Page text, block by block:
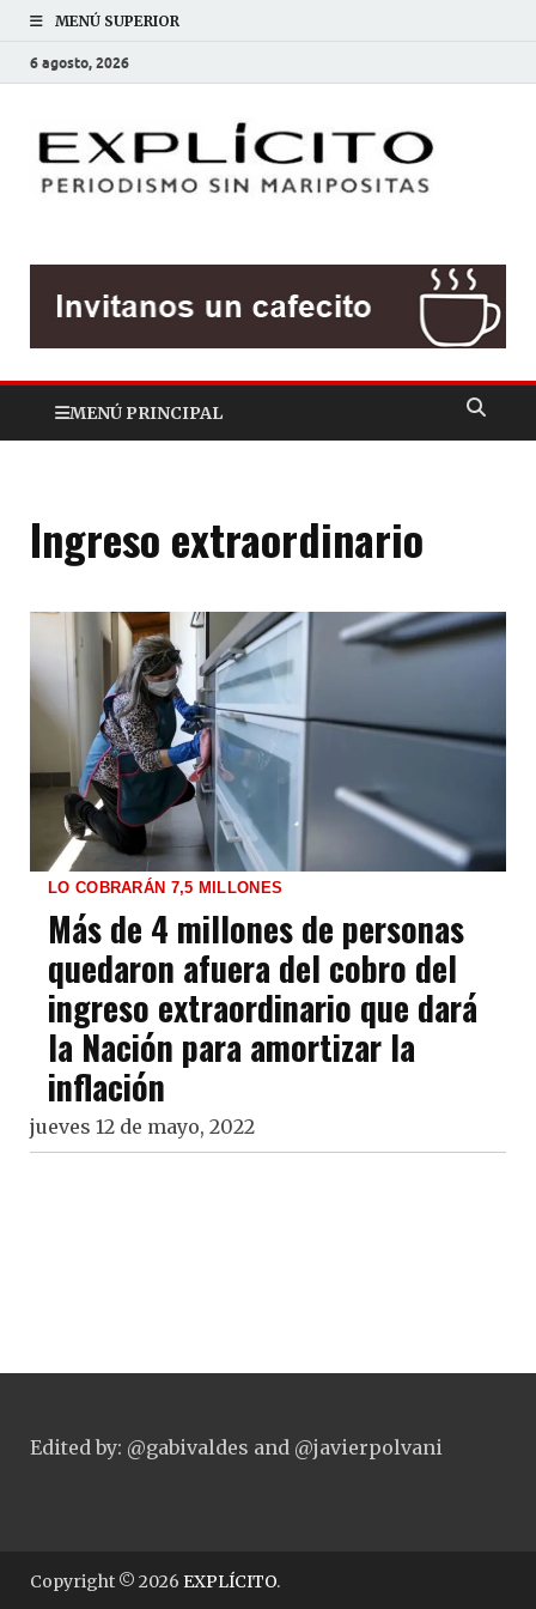
MENÚ SUPERIOR
6 agosto, 2026
MENÚ PRINCIPAL
Ingreso extraordinario
LO COBRARÁN 7,5 MILLONES
Más de 4 millones de personas
quedaron afuera del cobro del
ingreso extraordinario que dará
la Nación para amortizar la
inflación
jueves 12 de mayo, 2022
Edited by: @gabivaldes and @javierpolvani
Copyright © 2026 EXPLÍCITO.